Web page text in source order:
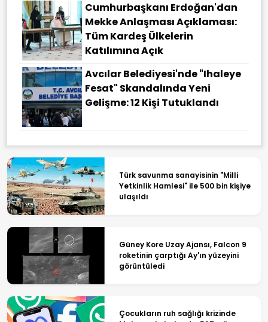
Cumhurbaşkanı Erdoğan'dan
Mekke Anlaşması Açıklaması:
Tüm Kardeş Ülkelerin
Katılımına Açık
Avcılar Belediyesi'nde "ihaleye
Fesat" Skandalında Yeni
Gelişme: 12 Kişi Tutuklandı
Türk savunma sanayisinin "Milli
Yetkinlik Hamlesi" ile 500 bin kişiye
ulaşıldı
Güney Kore Uzay Ajansı, Falcon 9
roketinin çarptığı Ay'ın yüzeyini
görüntüledi
Çocukların ruh sağlığı krizinde